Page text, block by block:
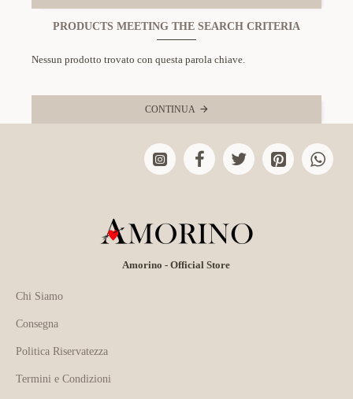
PRODUCTS MEETING THE SEARCH CRITERIA
Nessun prodotto trovato con questa parola chiave.
CONTINUA
Amorino - Official Store
Chi Siamo
Consegna
Politica Riservatezza
Termini e Condizioni